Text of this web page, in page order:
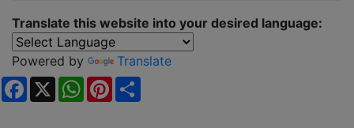
Translate this website into your desired language:
Powered by
Translate
Facebook
X WhatsApp
Pinterest